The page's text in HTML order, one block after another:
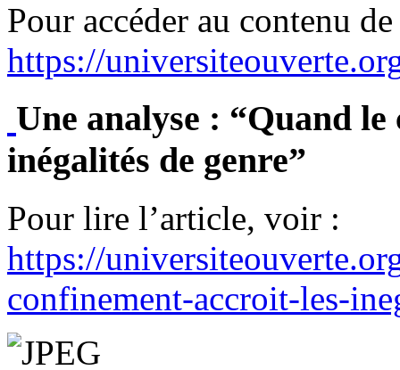
Pour accéder au contenu
https://
Une analyse : “Quand
inégalités de genre”
Pour lire l’article, voir :
https://
confinement-accroit-les-